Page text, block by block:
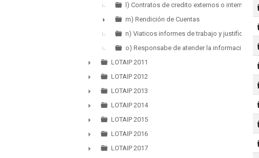
►
l) Contratos de credito externos o internos
►
m) Rendición de Cuentas
n) Viaticos informes de trabajo y justificativos
o) Responsabe de atender la informacion
►
LOTAIP 2011
►
LOTAIP 2012
►
LOTAIP 2013
►
LOTAIP 2014
►
LOTAIP 2015
►
LOTAIP 2016
LOTAIP 2017